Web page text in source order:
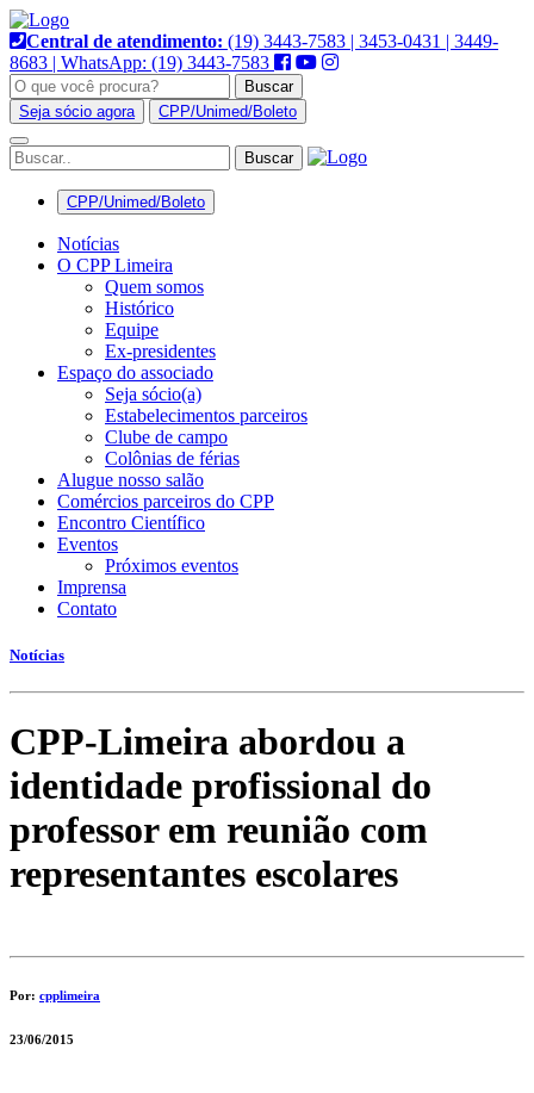
Pular
para
o
conteúdo
Central de atendimento: (19) 3443-7583 | 3453-0431 | 3449-
8683 | WhatsApp: (19) 3443-7583
Buscar
Seja sócio agora
CPP/Unimed/Boleto
Alternar
navegação
CPP/Unimed/Boleto
Notícias
O CPP Limeira
Quem somos
Histórico
Equipe
Ex-presidentes
Espaço do associado
Seja sócio(a)
Estabelecimentos parceiros
Clube de campo
Colônias de férias
Alugue nosso salão
Comércios parceiros do CPP
Encontro Científico
Eventos
Próximos eventos
Imprensa
Contato
Notícias
CPP-Limeira abordou a
identidade profissional do
professor em reunião com
representantes escolares
Por: cpplimeira
23/06/2015